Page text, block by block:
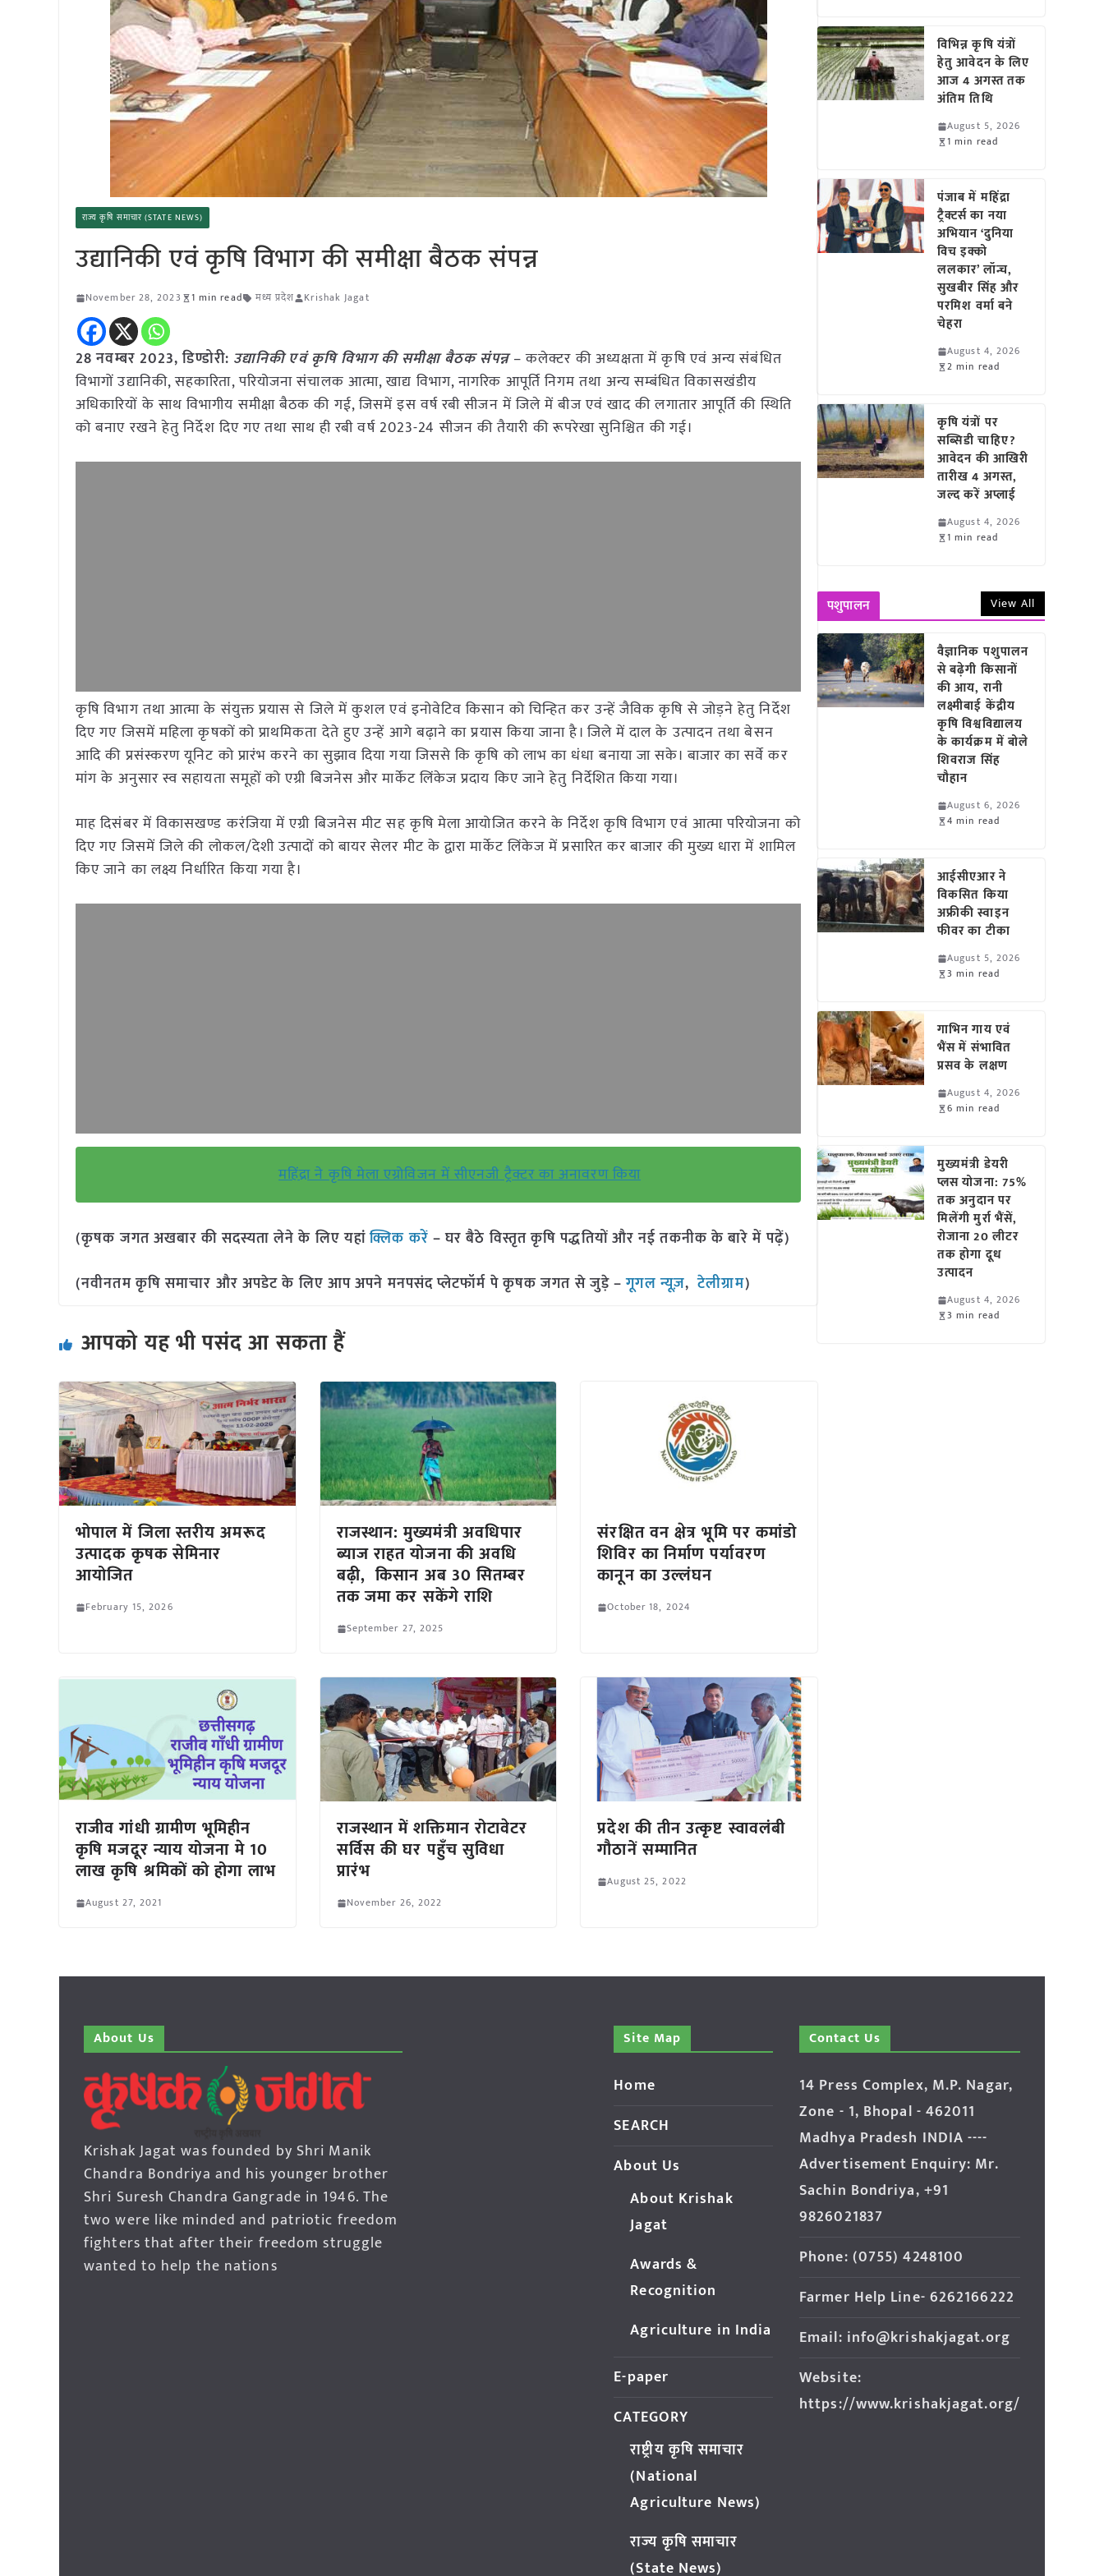
राज्य कृषि समाचार (STATE NEWS)
उद्यानिकी एवं कृषि विभाग की समीक्षा बैठक संपन्न
November 28, 2023 1 min read मध्य प्रदेश Krishak Jagat
28 नवम्बर 2023, डिण्डोरी: उद्यानिकी एवं कृषि विभाग की समीक्षा बैठक संपन्न– कलेक्टर की अध्यक्षता में कृषि एवं अन्य संबंधित
विभागों उद्यानिकी, सहकारिता, परियोजना संचालक आत्मा, खाद्य विभाग, नागरिक आपूर्ति निगम तथा अन्य सम्बंधित विकासखंडीय
अधिकारियों के साथ विभागीय समीक्षा बैठक की गई, जिसमें इस वर्ष रबी सीजन में जिले में बीज एवं खाद की लगातार आपूर्ति की स्थिति
को बनाए रखने हेतु निर्देश दिए गए तथा साथ ही रबी वर्ष 2023-24 सीजन की तैयारी की रूपरेखा सुनिश्चित की गई।
कृषि विभाग तथा आत्मा के संयुक्त प्रयास से जिले में कुशल एवं इनोवेटिव किसान को चिन्हित कर उन्हें जैविक कृषि से जोड़ने हेतु निर्देश
दिए गए जिसमें महिला कृषकों को प्राथमिकता देते हुए उन्हें आगे बढ़ाने का प्रयास किया जाना है। जिले में दाल के उत्पादन तथा बेसन
आदि की प्रसंस्करण यूनिट को प्रारंभ करने का सुझाव दिया गया जिससे कि कृषि को लाभ का धंधा बनाया जा सके। बाजार का सर्वे कर
मांग के अनुसार स्व सहायता समूहों को एग्री बिजनेस और मार्केट लिंकेज प्रदाय किए जाने हेतु निर्देशित किया गया।
माह दिसंबर में विकासखण्ड करंजिया में एग्री बिजनेस मीट सह कृषि मेला आयोजित करने के निर्देश कृषि विभाग एवं आत्मा परियोजना को
दिए गए जिसमें जिले की लोकल/देशी उत्पादों को बायर सेलर मीट के द्वारा मार्केट लिंकेज में प्रसारित कर बाजार की मुख्य धारा में शामिल
किए जाने का लक्ष्य निर्धारित किया गया है।
महिंद्रा ने कृषि मेला एग्रोविजन में सीएनजी ट्रैक्टर का अनावरण किया
(कृषक जगत अखबार की सदस्यता लेने के लिए यहांक्लिक करें – घर बैठे विस्तृत कृषि पद्धतियों और नई तकनीक के बारे में पढ़ें)
(नवीनतम कृषि समाचार और अपडेट के लिए आप अपने मनपसंद प्लेटफॉर्म पे कृषक जगत से जुड़े –गूगल न्यूज़,टेलीग्राम)
आपको यह भी पसंद आ सकता हैं
भोपाल में जिला स्तरीय अमरूद
उत्पादक कृषक सेमिनार
आयोजित
February 15, 2026
राजस्थान: मुख्यमंत्री अवधिपार
ब्याज राहत योजना की अवधि
बढ़ी, किसान अब 30 सितम्बर
तक जमा कर सकेंगे राशि
September 27, 2025
संरक्षित वन क्षेत्र भूमि पर कमांडो
शिविर का निर्माण पर्यावरण
कानून का उल्लंघन
October 18, 2024
राजीव गांधी ग्रामीण भूमिहीन
कृषि मजदूर न्याय योजना मे 10
लाख कृषि श्रमिकों को होगा लाभ
August 27, 2021
राजस्थान में शक्तिमान रोटावेटर
सर्विस की घर पहुँच सुविधा
प्रारंभ
November 26, 2022
प्रदेश की तीन उत्कृष्ट स्वावलंबी
गौठानें सम्मानित
August 25, 2022
विभिन्न कृषि यंत्रों
हेतु आवेदन के लिए
आज 4 अगस्त तक
अंतिम तिथि
August 5, 2026
1 min read
पंजाब में महिंद्रा
ट्रैक्टर्स का नया
अभियान ‘दुनिया
विच इक्को
ललकार’ लॉन्च,
सुखबीर सिंह और
परमिश वर्मा बने
चेहरा
August 4, 2026
2 min read
कृषि यंत्रों पर
सब्सिडी चाहिए?
आवेदन की आखिरी
तारीख 4 अगस्त,
जल्द करें अप्लाई
August 4, 2026
1 min read
पशुपालन View All
वैज्ञानिक पशुपालन
से बढ़ेगी किसानों
की आय, रानी
लक्ष्मीबाई केंद्रीय
कृषि विश्वविद्यालय
के कार्यक्रम में बोले
शिवराज सिंह
चौहान
August 6, 2026
4 min read
आईसीएआर ने
विकसित किया
अफ्रीकी स्वाइन
फीवर का टीका
August 5, 2026
3 min read
गाभिन गाय एवं
भैंस में संभावित
प्रसव के लक्षण
August 4, 2026
6 min read
मुख्यमंत्री डेयरी
प्लस योजना: 75%
तक अनुदान पर
मिलेंगी मुर्रा भैंसें,
रोजाना 20 लीटर
तक होगा दूध
उत्पादन
August 4, 2026
3 min read
About Us
Krishak Jagat was founded by Shri Manik
Chandra Bondriya and his younger brother
Shri Suresh Chandra Gangrade in 1946. The
two were like minded and patriotic freedom
fighters that after their freedom struggle
wanted to help the nations
Site Map
Home
SEARCH
About Us
About Krishak
Jagat
Awards &
Recognition
Agriculture in India
E-paper
CATEGORY
राष्ट्रीय कृषि समाचार
(National
Agriculture News)
राज्य कृषि समाचार
(State News)
Contact Us
14 Press Complex, M.P. Nagar,
Zone - 1, Bhopal - 462011
Madhya Pradesh INDIA ----
Advertisement Enquiry: Mr.
Sachin Bondriya, +91
9826021837
Phone: (0755) 4248100
Farmer Help Line- 6262166222
Email: info@krishakjagat.org
Website:
https://www.krishakjagat.org/